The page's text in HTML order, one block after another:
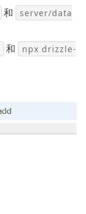
和
server/data
和
npx drizzle-